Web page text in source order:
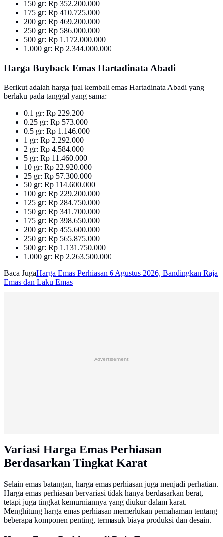
150 gr: Rp 352.200.000
175 gr: Rp 410.725.000
200 gr: Rp 469.200.000
250 gr: Rp 586.000.000
500 gr: Rp 1.172.000.000
1.000 gr: Rp 2.344.000.000
Harga Buyback Emas Hartadinata Abadi
Berikut adalah harga jual kembali emas Hartadinata Abadi yang
berlaku pada tanggal yang sama:
0.1 gr: Rp 229.200
0.25 gr: Rp 573.000
0.5 gr: Rp 1.146.000
1 gr: Rp 2.292.000
2 gr: Rp 4.584.000
5 gr: Rp 11.460.000
10 gr: Rp 22.920.000
25 gr: Rp 57.300.000
50 gr: Rp 114.600.000
100 gr: Rp 229.200.000
125 gr: Rp 284.750.000
150 gr: Rp 341.700.000
175 gr: Rp 398.650.000
200 gr: Rp 455.600.000
250 gr: Rp 565.875.000
500 gr: Rp 1.131.750.000
1.000 gr: Rp 2.263.500.000
Baca JugaHarga Emas Perhiasan 6 Agustus 2026, Bandingkan Raja
Emas dan Laku Emas
Advertisement
Variasi Harga Emas Perhiasan
Berdasarkan Tingkat Karat
Selain emas batangan, harga emas perhiasan juga menjadi perhatian.
Harga emas perhiasan bervariasi tidak hanya berdasarkan berat,
tetapi juga tingkat kemurniannya yang diukur dalam karat.
Menghitung harga emas perhiasan memerlukan pemahaman tentang
beberapa komponen penting, termasuk biaya produksi dan desain.